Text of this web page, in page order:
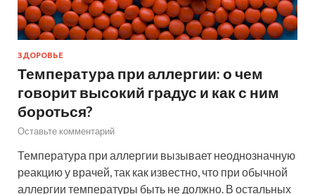
ЗДОРОВЬЕ
Температура при аллергии: о чем
говорит высокий градус и как с ним
бороться?
Оставьте комментарий
Температура при аллергии вызывает неоднозначную
реакцию у врачей, так как известно, что при обычной
аллергии температуры быть не должно. В остальных